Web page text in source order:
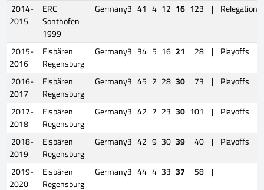
2014-
2015
ERC
Sonthofen
1999
Germany3 41 4 12 16 123 | Relegation
2015-
2016
Eisbären
Regensburg
Germany3 34 5 16 21 28 | Playoffs
2016-
2017
Eisbären
Regensburg
Germany3 45 2 28 30 73 | Playoffs
2017-
2018
Eisbären
Regensburg
Germany3 42 7 23 30 101 | Playoffs
2018-
2019
Eisbären
Regensburg
Germany3 42 9 30 39 40 | Playoffs
2019-
2020
Eisbären
Regensburg
Germany3 44 4 33 37 58 |